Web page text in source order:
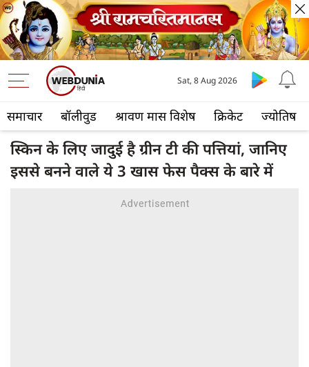
समाचार बॉलीवुड श्रावण मास विशेष क्रिकेट ज्योतिष
Sat, 8 Aug 2026
स्किन के लिए जादुई है ग्रीन टी की पत्तियां, जानिए
इससे बनने वाले ये 3 खास फेस पैक्स के बारे में